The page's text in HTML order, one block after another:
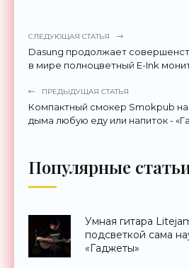
СЛЕДУЮЩАЯ СТАТЬЯ
Dasung продолжает
в мире полноцветный E-Ink
ПРЕДЫДУЩАЯ СТАТЬЯ
Компактный смокер Smokpub
дыма любую еду или напиток -
Популярные
Умная гитара
подсветкой сама
«Гаджеты»